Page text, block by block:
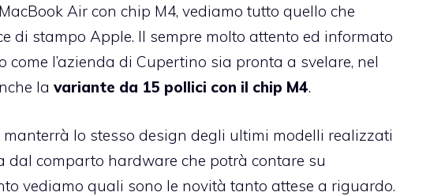
Air con chip M4, vediamo tutto quello che
di stampo Apple. Il sempre molto attento ed informato
come l’azienda di Cupertino sia pronta a svelare, nel
la variante da 15 pollici con il chip M4.
lo stesso design degli ultimi modelli realizzati
comparto hardware che potrà contare su
vediamo quali sono le novità tanto attese a riguardo.